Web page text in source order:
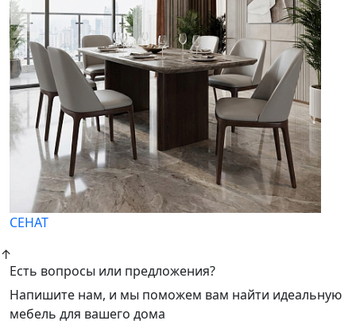
СЕНАТ
↑
Есть вопросы или предложения?
Напишите нам, и мы поможем вам найти идеальную
мебель для вашего дома